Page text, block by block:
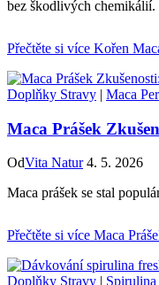
bez škodlivých chemikálií.
Přečtěte si více Kořen
Doplňky Stravy | Maca
Maca Prášek
OdVita Natur 4. 5. 2026
Maca prášek se stal
Přečtěte si více Maca
Doplňky Stravy | Spirulina